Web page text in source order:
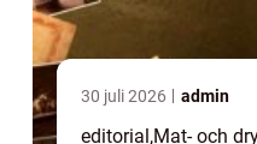
30 juli 2026 admin
editorial,Mat- och